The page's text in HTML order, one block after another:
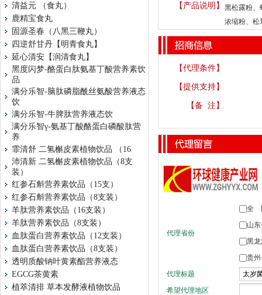
清益元 （食丸）
鹿精宝食丸
固源圣春（八黑三鞭丸）
四逆舒甘丹【明青食丸】
延心清安【润清食丸】
黑度闪梦-酪蛋白肽氨基丁酸营养素饮
品
满分乐智-脑肽磷脂酰丝氨酸营养液态
饮
满分乐智-牛脾肽营养液态饮
满分乐智γ-氨基丁酸酪蛋白磷酸肽营
养
霏清舒 二氢槲皮素植物饮品 （16
沛清新 二氢槲皮素植物饮品（8支
装）
红参石斛营养素饮品（15支）
红参石斛营养素饮品（8支装）
羊肽营养素饮品（16支装）
羊肽营养素饮品（8支装）
血肽蛋白营养素饮品（12支装）
血肽蛋白营养素饮品（8支装）
透明质酸钠叶黄素酯营养液态
EGCG茶黄素
植萃清排 草本发酵液植物饮品
【产品说明】
黑松露粉、
浓缩粉、松
【代理条件】
【提供支持】
【备 注】